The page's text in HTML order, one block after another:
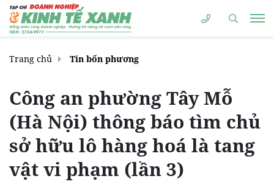
Trang chủ Tin bốn phương
Công an phường Tây Mỗ
(Hà Nội) thông báo tìm chủ
sở hữu lô hàng hoá là tang
vật vi phạm (lần 3)